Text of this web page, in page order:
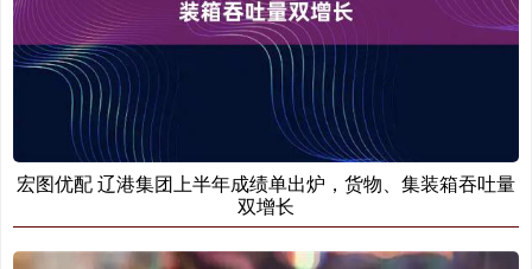
宏图优配 辽港集团上半年成绩单出炉，货物、集装箱吞吐量
双增长